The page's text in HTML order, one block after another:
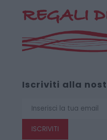
Iscriviti alla
ISCRIVITI